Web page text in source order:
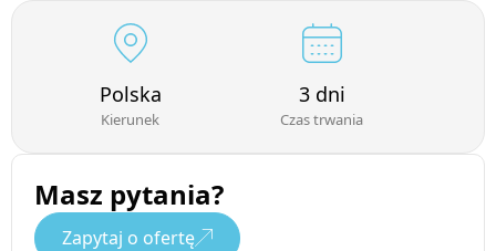
Polska
Kierunek
3 dni
Czas trwania
Masz pytania?
Zapytaj o ofertę